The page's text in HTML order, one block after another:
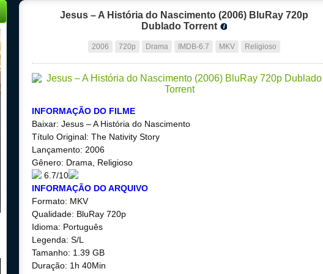
Jesus – A História do Nascimento (2006) BluRay 720p
Dublado Torrent
2006 720p Drama IMDB-6.7 MKV Religioso
INFORMAÇÃO DO FILME
Baixar: Jesus – A História do Nascimento
Título Original: The Nativity Story
Lançamento: 2006
Gênero: Drama, Religioso
6.7/10
INFORMAÇÃO DO ARQUIVO
Formato: MKV
Qualidade: BluRay 720p
Idioma: Português
Legenda: S/L
Tamanho: 1.39 GB
Duração: 1h 40Min